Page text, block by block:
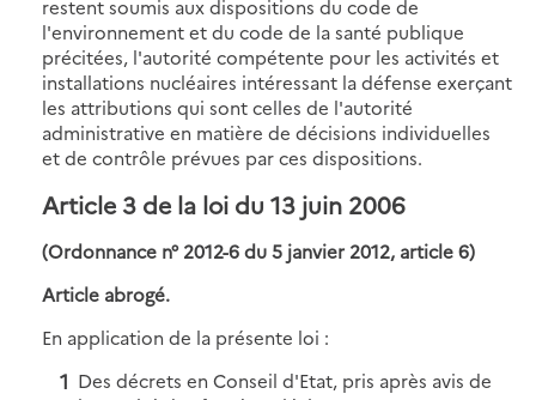
restent soumis aux dispositions du code de
l'environnement et du code de la santé publique
précitées, l'autorité compétente pour les activités et
installations nucléaires intéressant la défense exerçant
les attributions qui sont celles de l'autorité
administrative en matière de décisions individuelles
et de contrôle prévues par ces dispositions.
Article 3 de la loi du 13 juin 2006
(Ordonnance n° 2012-6 du 5 janvier 2012, article 6)
Article abrogé.
En application de la présente loi :
Des décrets en Conseil d'Etat, pris après avis de